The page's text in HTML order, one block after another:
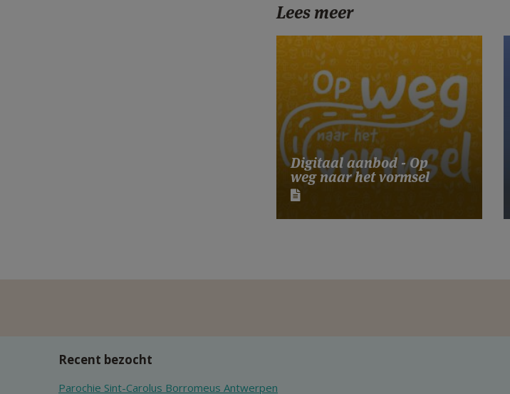
Lees meer
Digitaal aanbod - Op
weg naar het vormsel
Recent bezocht
Parochie Sint-Carolus Borromeus Antwerpen